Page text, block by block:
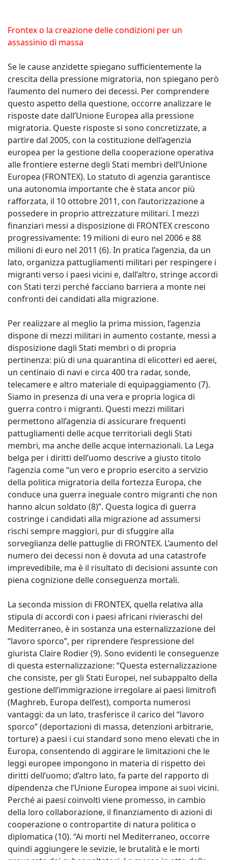
Frontex o la creazione delle condizioni per un
assassinio di massa
Se le cause anzidette spiegano sufficientemente la
crescita della pressione migratoria, non spiegano però
l’aumento del numero dei decessi. Per comprendere
questo aspetto della questione, occorre analizzare le
risposte date dall’Unione Europea alla pressione
migratoria. Queste risposte si sono concretizzate, a
partire dal 2005, con la costituzione dell’agenzia
europea per la gestione della cooperazione operativa
alle frontiere esterne degli Stati membri dell’Unione
Europea (FRONTEX). Lo statuto di agenzia garantisce
una autonomia importante che è stata ancor più
rafforzata, il 10 ottobre 2011, con l’autorizzazione a
possedere in proprio attrezzature militari. I mezzi
finanziari messi a disposizione di FRONTEX crescono
progressivamente: 19 milioni di euro nel 2006 e 88
milioni di euro nel 2011 (6). In pratica l’agenzia, da un
lato, organizza pattugliamenti militari per respingere i
migranti verso i paesi vicini e, dall’altro, stringe accordi
con Stati terzi perché facciano barriera a monte nei
confronti dei candidati alla migrazione.
Per realizzare al meglio la prima mission, l’agenzia
dispone di mezzi militari in aumento costante, messi a
disposizione dagli Stati membri o di propria
pertinenza: più di una quarantina di elicotteri ed aerei,
un centinaio di navi e circa 400 tra radar, sonde,
telecamere e altro materiale di equipaggiamento (7).
Siamo in presenza di una vera e propria logica di
guerra contro i migranti. Questi mezzi militari
permettono all’agenzia di assicurare frequenti
pattugliamenti delle acque territoriali degli Stati
membri, ma anche delle acque internazionali. La Lega
belga per i diritti dell’uomo descrive a giusto titolo
l’agenzia come “un vero e proprio esercito a servizio
della politica migratoria della fortezza Europa, che
conduce una guerra ineguale contro migranti che non
hanno alcun soldato (8)”. Questa logica di guerra
costringe i candidati alla migrazione ad assumersi
rischi sempre maggiori, pur di sfuggire alla
sorveglianza delle pattuglie di FRONTEX. L’aumento del
numero dei decessi non è dovuta ad una catastrofe
imprevedibile, ma è il risultato di decisioni assunte con
piena cognizione delle conseguenza mortali.
La seconda mission di FRONTEX, quella relativa alla
stipula di accordi con i paesi africani rivieraschi del
Mediterraneo, è in sostanza una esternalizzazione del
“lavoro sporco”, per riprendere l’espressione del
giurista Claire Rodier (9). Sono evidenti le conseguenze
di questa esternalizzazione: “Questa esternalizzazione
che consiste, per gli Stati Europei, nel subappalto della
gestione dell’immigrazione irregolare ai paesi limitrofi
(Maghreb, Europa dell’est), comporta numerosi
vantaggi: da un lato, trasferisce il carico del “lavoro
sporco” (deportazioni di massa, detenzioni arbitrarie,
torture) a paesi i cui standard sono meno elevati che in
Europa, consentendo di aggirare le limitazioni che le
leggi europee impongono in materia di rispetto dei
diritti dell’uomo; d’altro lato, fa parte del rapporto di
dipendenza che l’Unione Europea impone ai suoi vicini.
Perché ai paesi coinvolti viene promesso, in cambio
della loro collaborazione, il finanziamento di azioni di
cooperazione o contropartite di natura politica o
diplomatica (10). “Ai morti nel Mediterraneo, occorre
quindi aggiungere le sevizie, le brutalità e le morti